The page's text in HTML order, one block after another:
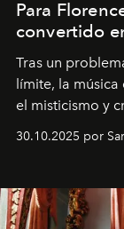
Para
convertido
Tras un
límite, la
el misticismo y
álbumes más
30.10.2025 por